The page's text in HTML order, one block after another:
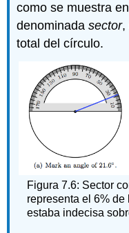
como se muestra
denominadasector,
total del círculo.
Figura 7.6: Sector
representa el 6%
estaba indecisa